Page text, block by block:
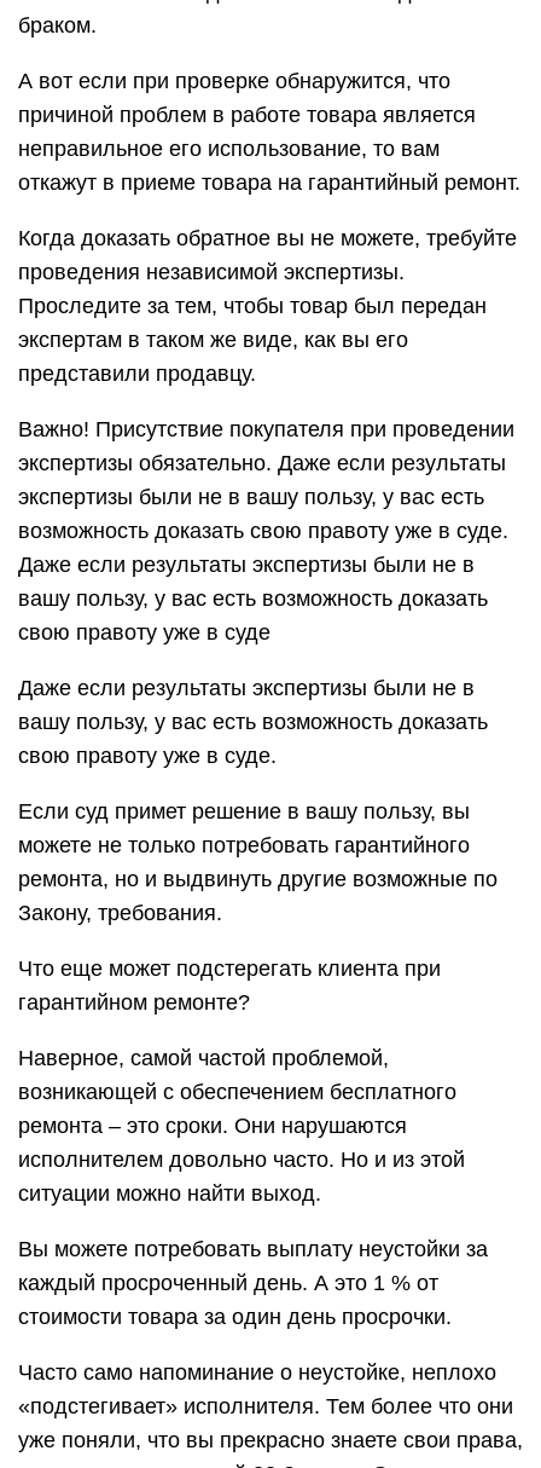
браком.
А вот если при проверке обнаружится, что
причиной проблем в работе товара является
неправильное его использование, то вам
откажут в приеме товара на гарантийный ремонт.
Когда доказать обратное вы не можете, требуйте
проведения независимой экспертизы.
Проследите за тем, чтобы товар был передан
экспертам в таком же виде, как вы его
представили продавцу.
Важно! Присутствие покупателя при проведении
экспертизы обязательно. Даже если результаты
экспертизы были не в вашу пользу, у вас есть
возможность доказать свою правоту уже в суде.
Даже если результаты экспертизы были не в
вашу пользу, у вас есть возможность доказать
свою правоту уже в суде
Даже если результаты экспертизы были не в
вашу пользу, у вас есть возможность доказать
свою правоту уже в суде.
Если суд примет решение в вашу пользу, вы
можете не только потребовать гарантийного
ремонта, но и выдвинуть другие возможные по
Закону, требования.
Что еще может подстерегать клиента при
гарантийном ремонте?
Наверное, самой частой проблемой,
возникающей с обеспечением бесплатного
ремонта – это сроки. Они нарушаются
исполнителем довольно часто. Но и из этой
ситуации можно найти выход.
Вы можете потребовать выплату неустойки за
каждый просроченный день. А это 1 % от
стоимости товара за один день просрочки.
Часто само напоминание о неустойке, неплохо
«подстегивает» исполнителя. Тем более что они
уже поняли, что вы прекрасно знаете свои права,